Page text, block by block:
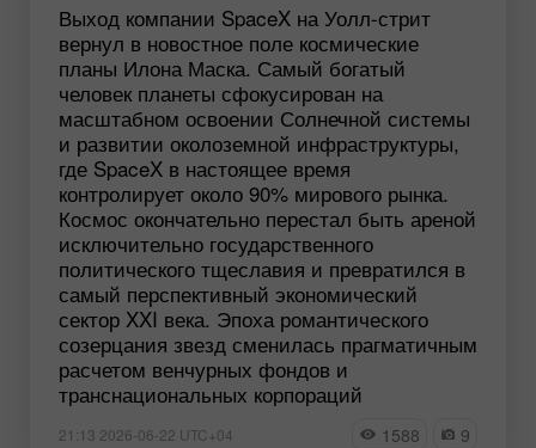
Выход компании SpaceX на Уолл-стрит
вернул в новостное поле космические
планы Илона Маска. Самый богатый
человек планеты сфокусирован на
масштабном освоении Солнечной системы
и развитии околоземной инфраструктуры,
где SpaceX в настоящее время
контролирует около 90% мирового рынка.
Космос окончательно перестал быть ареной
исключительно государственного
политического тщеславия и превратился в
самый перспективный экономический
сектор XXI века. Эпоха романтического
созерцания звезд сменилась прагматичным
расчетом венчурных фондов и
транснациональных корпораций
21:13 2026-06-22 UTC+04 1588 9